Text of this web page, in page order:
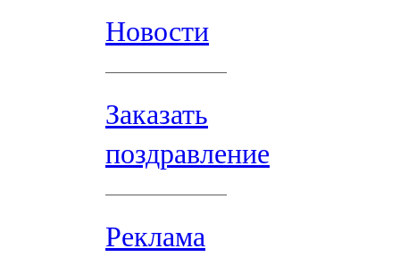
Новости
Заказать
поздравление
Реклама